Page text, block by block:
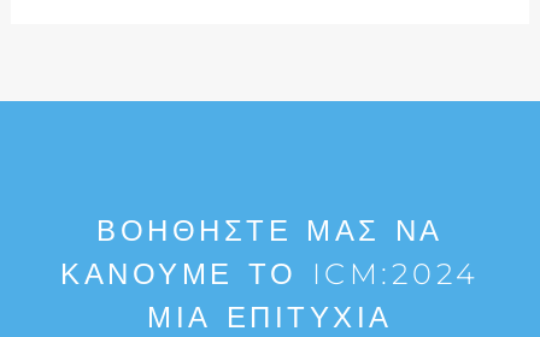
ΒΟΗΘΉΣΤΕ ΜΑΣ ΝΑ
ΚΆΝΟΥΜΕ ΤΟ ICM:2024
ΜΙΑ ΕΠΙΤΥΧΊΑ